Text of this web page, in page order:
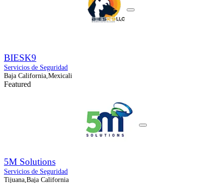
BIESK9
Servicios de Seguridad
Baja California,Mexicali
Featured
5M Solutions
Servicios de Seguridad
Tijuana,Baja California